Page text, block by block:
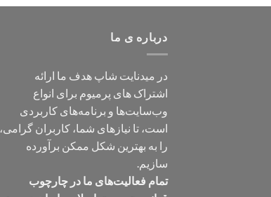
درباره ی ما
در میدنایت شاپ هدف ما ارائه
اشتراک های پرمیوم برای انواع
وب‌سایت‌ها و برنامه‌های کاربردی
است، تا نیازهای شما، کاربران گرامی،
را به بهترین شکل ممکن برآورده
سازیم.
تمام فعالیت‌های ما در چارچوب